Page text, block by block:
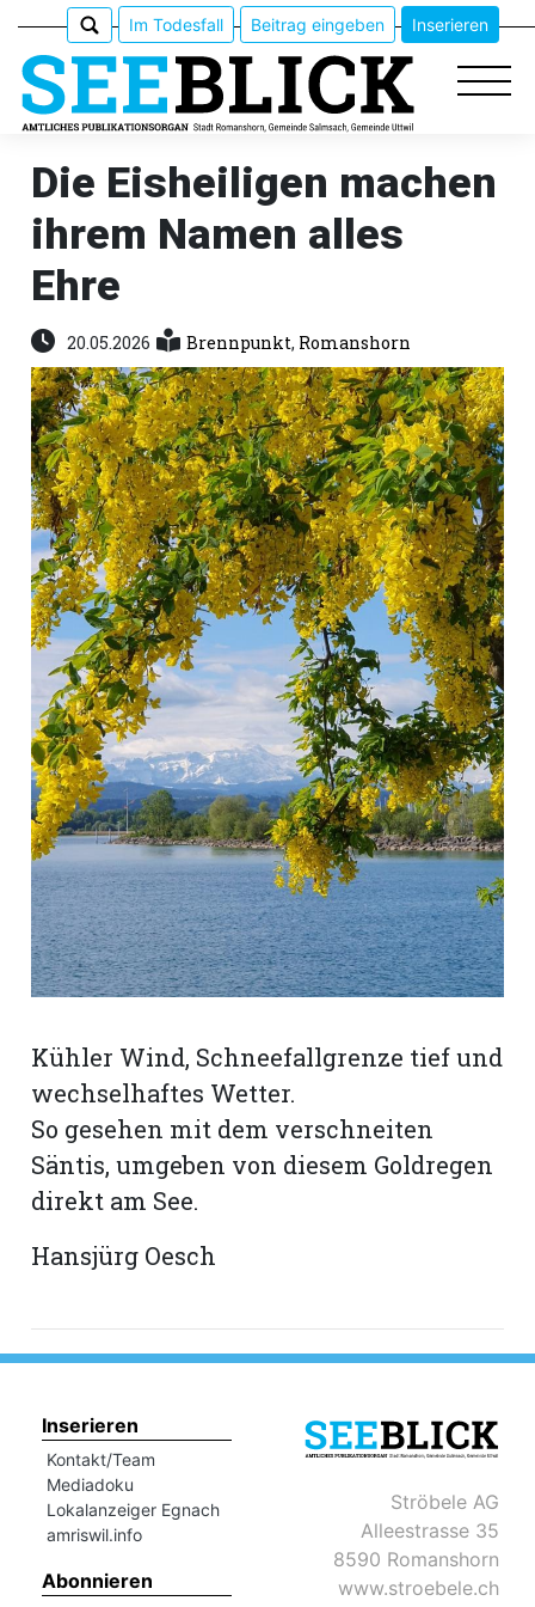
Epaper
Veranstaltungen
Erlebnisführer
App
Romanshorn:
offizielle
Mitteilungen
Im Todesfall Beitrag eingeben Inserieren
Die Eisheiligen machen
ihrem Namen alles
Ehre
20.05.2026 Brennpunkt, Romanshorn
Kühler Wind, Schneefallgrenze tief und
wechselhaftes Wetter.
So gesehen mit dem verschneiten
Säntis, umgeben von diesem Goldregen
direkt am See.
Hansjürg Oesch
Inserieren
Kontakt/Team
Mediadoku
Lokalanzeiger Egnach
amriswil.info
Abonnieren
Ströbele AG
Alleestrasse 35
8590 Romanshorn
www.stroebele.ch